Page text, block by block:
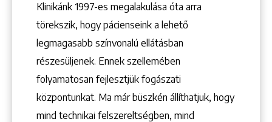
Keresés
Klinikánk 1997-­es megalakulása óta arra
törekszik, hogy pácienseink a lehető
legmagasabb színvonalú ellátásban
részesüljenek. Ennek szellemében
folyamatosan fejlesztjük fogászati
központunkat. Ma már büszkén állíthatjuk, hogy
mind technikai felszereltségben, mind